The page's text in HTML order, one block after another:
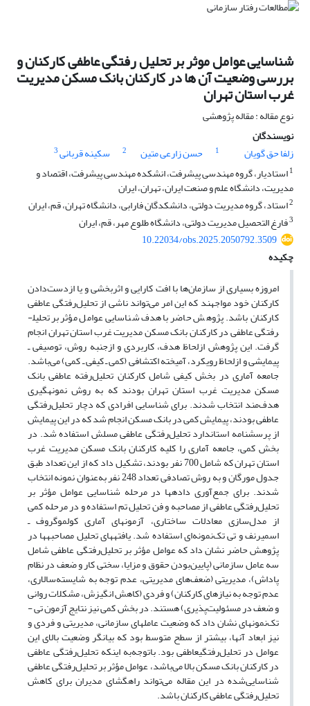
شناسایی عوامل موثر بر تحلیل رفتگی عاطفی کارکنان و
بررسی وضعیت آن ها در کارکنان بانک مسکن مدیریت
غرب استان تهران
نوع مقاله : مقاله پژوهشی
نویسندگان
زلفا حق گویان
1 حسن زارعی متین 2 سکینه قربانی3
1استادیار، گروه مهندسی پیشرفت، انشکده مهندسی پیشرفت، اقتصاد و
مدیریت، دانشگاه علم و صنعت ایران، تهران، ایران
2استاد، گروه مدیریت دولتی، دانشکدگان فارابی، دانشگاه تهران، قم، ایران
3فارغ التحصیل مدیریت دولتی، دانشگاه طلوع مهر، قم، ایران
10.22034/obs.2025.2050792.3509
چکیده
امروزه بسیاری از سازمان‌ها با افت کارایی و اثربخشی و یا ازدست‌دادن
کارکنان خود مواجهند که این امر می‌تواند ناشی از تحلیل‌رفتگی عاطفی
کارکنان باشد. پژوهش حاضر با هدف شناسایی عوامل مؤثر بر تحلیل­
رفتگی عاطفی در کارکنان بانک مسکن مدیریت غرب استان تهران انجام
گرفت. این پژوهش ازلحاظ هدف، کاربردی و ازجنبه روش، توصیفی ـ
پیمایشی و ازلحاظ رویکرد، آمیخته اکتشافی (کمی ـ کیفی ـ کمی) می‌باشد.
جامعه آماری در بخش کیفی شامل کارکنان تحلیل‌رفته‌ عاطفی بانک
مسکن مدیریت غرب استان تهران بودند که به روش نمونه­گیری
هدف‌مند انتخاب شدند. برای شناسایی افرادی که دچار تحلیل‌رفتگی
عاطفی بودند، پیمایش کمی در بانک مسکن انجام شد که در این پیمایش
از پرسشنامه استاندارد تحلیل‌رفتگی عاطفی مسلش استفاده شد. در
بخش کمی، جامعه آماری را کلیه کارکنان بانک مسکن مدیریت غرب
استان تهران که شامل 700 نفر بودند، تشکیل داد که از این تعداد طبق
جدول مورگان و به روش تصادفی تعداد 248 نفر به‌عنوان نمونه انتخاب
شدند. برای جمع‌آوری داده­ها در مرحله شناسایی عوامل مؤثر بر
تحلیل‌رفتگی عاطفی از مصاحبه و فن تحلیل تم استفاده و در مرحله کمی
از مدل‌سازی معادلات ساختاری، آزمون­های آماری کولموگروف ـ
اسمیرنف و تی تک‌نمونه‌ای استفاده شد. یافته­های تحلیل مصاحبه­ها در
پژوهش حاضر نشان داد که عوامل مؤثر بر تحلیل‌رفتگی عاطفی شامل
سه عامل سازمانی (پایین‌بودن حقوق و مزایا، سختی کار و ضعف در نظام
پاداش)، مدیریتی (ضعف‌های مدیریتی، عدم توجه به شایسته‌سالاری،
عدم توجه به نیازهای کارکنان) و فردی (کاهش انگیزش، مشکلات روانی
و ضعف در مسئولیت‌پذیری) هستند. در بخش کمی نیز نتایج آزمون تی ­
تک‌نمونه­ای نشان داد که وضعیت عامل­های سازمانی، مدیریتی و فردی و
نیز ابعاد آنها، بیشتر از سطح متوسط بود که بیانگر وضعیت بالای این
عوامل در تحلیل‌رفتگی­عاطفی بود. باتوجه‌به اینکه تحلیل‌رفتگی عاطفی
در کارکنان بانک مسکن بالا می‌باشد، عوامل مؤثر بر تحلیل‌رفتگی عاطفی
شناسایی‌شده در این مقاله می‌تواند راهگشای مدیران برای کاهش
تحلیل‌رفتگی عاطفی کارکنان باشد.